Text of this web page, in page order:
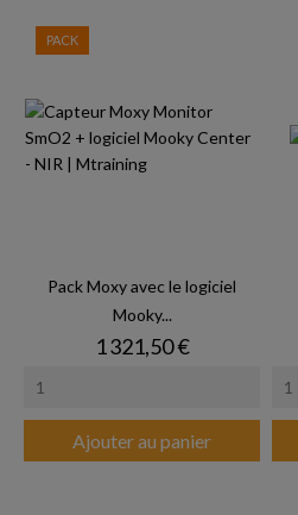
Pack Moxy avec le logiciel
Mooky...
Prix
1 321,50 €
Ajouter au panier
PACK